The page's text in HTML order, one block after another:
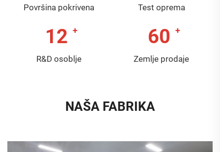
Površina pokrivena Test oprema
12
R&D osoblje
60
Zemlje prodaje
NAŠA FABRIKA